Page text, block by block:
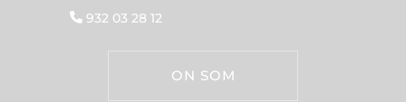
932 03 28 12
ON SOM